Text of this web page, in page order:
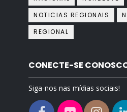
NOTICIAS REGIONAIS
REGIONAL
CONECTE-SE
Siga-nos nas mídias sociais!